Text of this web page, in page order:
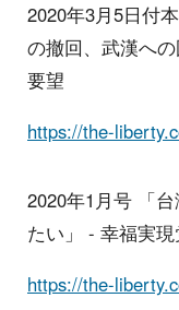
2020年3月5日付
の撤回、武漢へ
要望
https://the-
2020年1月号 「
たい」 - 幸福実
https://the-